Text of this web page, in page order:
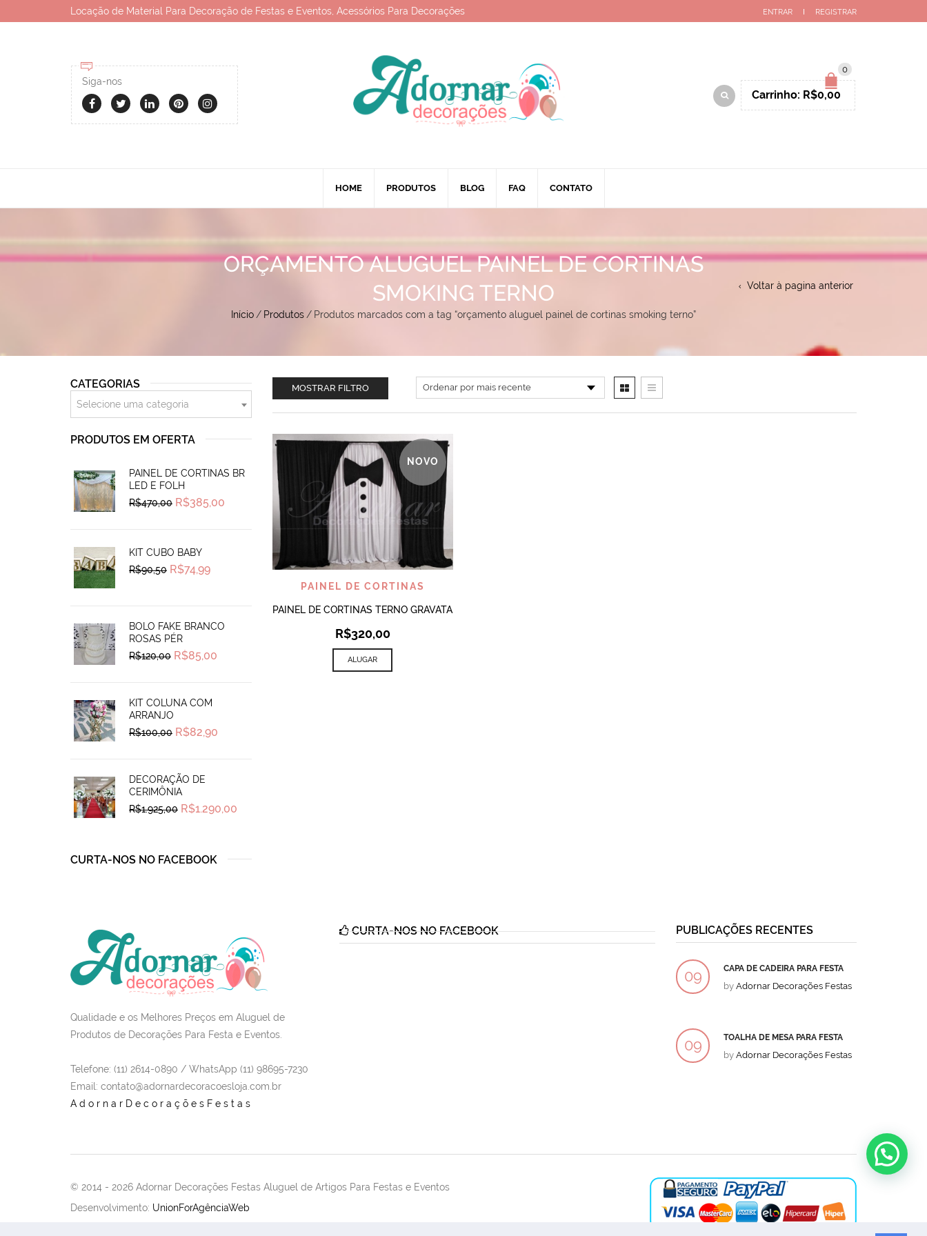
Locação de Material Para Decoração de Festas e Eventos, Acessórios Para Decorações ENTRAR REGISTRAR
Siga-nos
0
Carrinho: R$0,00
HOME PRODUTOS BLOG FAQ CONTATO
ORÇAMENTO ALUGUEL PAINEL DE CORTINAS
SMOKING TERNO
Início / Produtos / Produtos marcados com a tag “orçamento aluguel painel de cortinas smoking terno”
Voltar à pagina anterior
MOSTRAR FILTRO
NOVO
VISUALIZAR
PAINEL DE CORTINAS
PAINEL DE CORTINAS TERNO GRAVATA
R$320,00
ALUGAR
CATEGORIAS
Selecione uma categoria
PRODUTOS EM OFERTA
PAINEL DE CORTINAS BR
LED E FOLH
R$470,00 Original
price
R$385,00
R$385,00.
KIT CUBO BABY
R$90,50 Original
price
R$74,99Current
BOLO FAKE BRANCO
ROSAS PÉR
R$120,00 Original
price
R$85,00
KIT COLUNA COM
ARRANJO
R$100,00 Original
price
R$82,90
DECORAÇÃO DE
CERIMÔNIA
R$1.925,00 Original
price
R$1.290,00
CURTA-NOS NO FACEBOOK
Qualidade e os Melhores Preços em Aluguel de
Produtos de Decorações Para Festa e Eventos.
Telefone: (11) 2614-0890 / WhatsApp (11) 98695-7230
Email : contato@adornardecoracoesloja.com.br
AdornarDecoraçõesFestas
CURTA-NOS NO FACEBOOK PUBLICAÇÕES RECENTES
09 CAPA DE CADEIRA PARA FESTA
byAdornar Decorações Festas
09 TOALHA DE MESA PARA FESTA
byAdornar Decorações Festas
© 2014 - 2026 Adornar Decorações Festas Aluguel de Artigos Para Festas e Eventos
Desenvolvimento: UnionForAgênciaWeb